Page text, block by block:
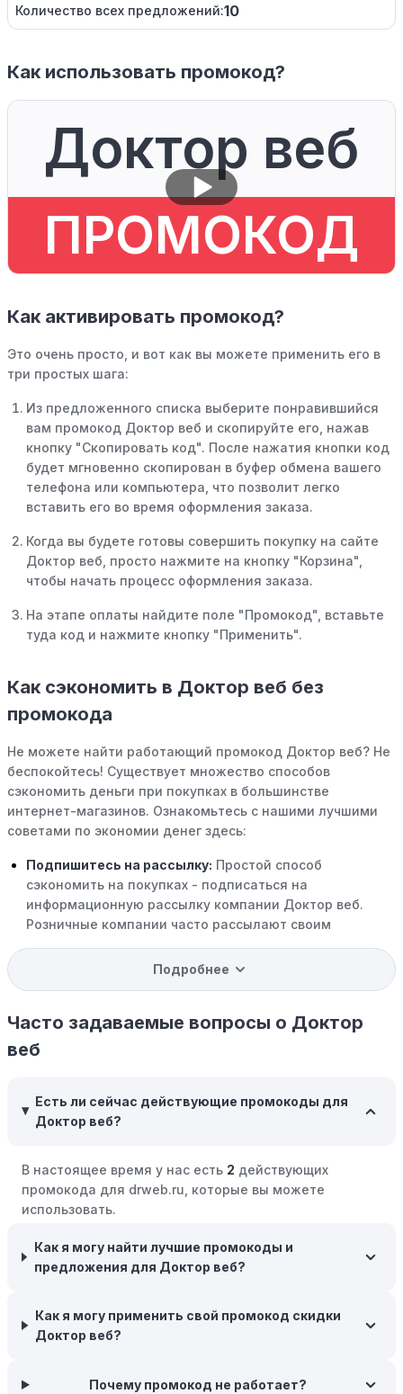
Количество всех предложений:10
Как использовать промокод?
Доктор веб
ПРОМОКОД
Как активировать промокод?
Это очень просто, и вот как вы можете применить его в
три простых шага:
Из предложенного списка выберите понравившийся
вам промокод Доктор веб и скопируйте его, нажав
кнопку "Скопировать код". После нажатия кнопки код
будет мгновенно скопирован в буфер обмена вашего
телефона или компьютера, что позволит легко
вставить его во время оформления заказа.
Когда вы будете готовы совершить покупку на сайте
Доктор веб, просто нажмите на кнопку "Корзина",
чтобы начать процесс оформления заказа.
На этапе оплаты найдите поле "Промокод", вставьте
туда код и нажмите кнопку "Применить".
Как сэкономить в Доктор веб без
промокода
Не можете найти работающий промокод Доктор веб? Не
беспокойтесь! Существует множество способов
сэкономить деньги при покупках в большинстве
интернет-магазинов. Ознакомьтесь с нашими лучшими
советами по экономии денег здесь:
Подпишитесь на рассылку: Простой способ
сэкономить на покупках - подписаться на
информационную рассылку компании Доктор веб.
Розничные компании часто рассылают своим
доступ к распродажам.
компании Доктор веб есть программы поощрения,
позволяющие зарабатывать баллы или cashback на
покупках. Накапливайте баллы и обменивайте их на
Совершать покупки во время распродаж:Следите за
крупными распродажами, такими как "черная
розничные компании часто предлагают значительные
скидки.
добавьте товары в корзину и оставьте их на день или
два. В некоторых случаях существует большая
побудить вас завершить покупку.
время межсезонных распродаж, когда магазины
Подробнее
Часто задаваемые вопросы о Доктор
веб
Есть ли сейчас действующие промокоды для
Доктор веб?
В настоящее время у нас есть 2 действующих
промокода для drweb.ru, которые вы можете
использовать.
Как я могу найти лучшие промокоды и
предложения для Доктор веб?
Как я могу применить свой промокод скидки
Доктор веб?
Почему промокод не работает?